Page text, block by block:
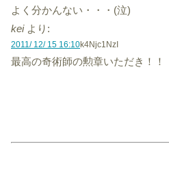
よく分かんない・・・(泣)
kei より:
2011/ 12/ 15 16:10k4Njc1NzI
最高の奇術師の勲章いただき！！